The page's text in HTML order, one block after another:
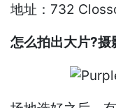
地址：732
怎么拍出大片?摄